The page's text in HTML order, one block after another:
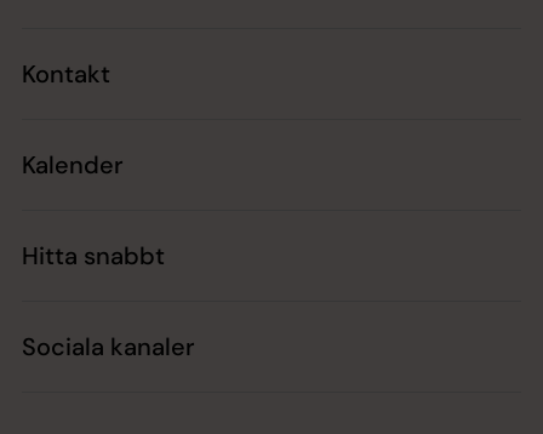
Kontakt
Kalender
Hitta snabbt
Sociala kanaler